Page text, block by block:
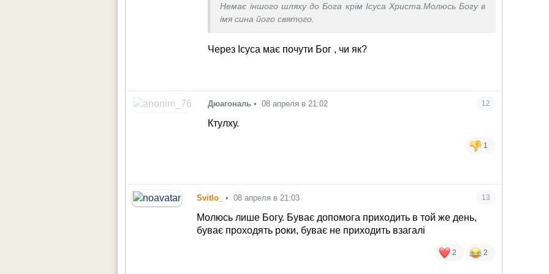
Немає іншого шляху до Бога крім Ісуса Христа.Молюсь Богу в
імя сина його святого.
Через Ісуса має почути Бог , чи як?
Дюагональ • 08 апреля в 21:02 12
Ктулху.
1
Svitlo_ • 08 апреля в 21:03 13
Молюсь лише Богу. Буває допомога приходить в той же день,
буває проходять роки, буває не приходить взагалі
2 2